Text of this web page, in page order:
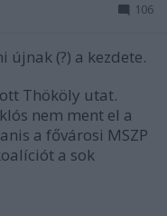
106
újnak (?) a kezdete.
Thököly utat.
nem ment el a
a fővárosi MSZP
a sok